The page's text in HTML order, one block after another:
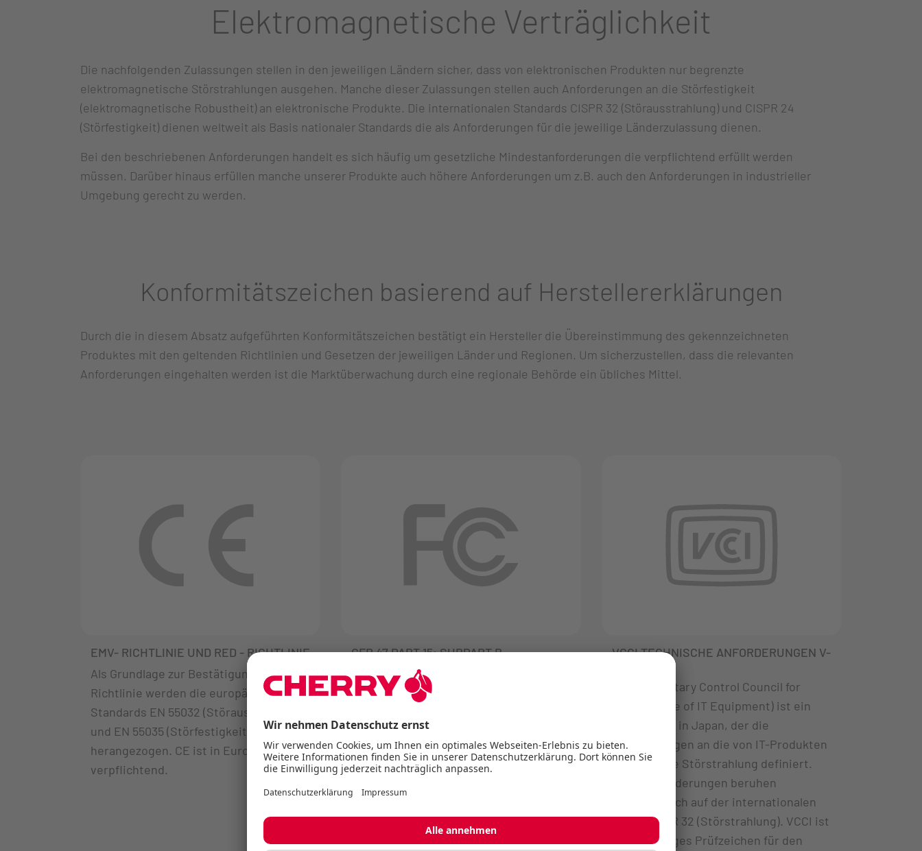
Elektromagnetische Verträglichkeit
Die nachfolgenden Zulassungen stellen in den jeweiligen Ländern sicher, dass von elektronischen Produkten nur begrenzte
elektromagnetische Störstrahlungen ausgehen. Manche dieser Zulassungen stellen auch Anforderungen an die Störfestigkeit
(elektromagnetische Robustheit) an elektronische Produkte. Die internationalen Standards CISPR 32 (Störausstrahlung) und CISPR 24
(Störfestigkeit) dienen weltweit als Basis nationaler Standards die als Anforderungen für die jeweilige Länderzulassung dienen.
Bei den beschriebenen Anforderungen handelt es sich häufig um gesetzliche Mindestanforderungen die verpflichtend erfüllt werden
müssen. Darüber hinaus erfüllen manche unserer Produkte auch höhere Anforderungen um z.B. auch den Anforderungen in industrieller
Umgebung gerecht zu werden.
Konformitätszeichen basierend auf Herstellererklärungen
Durch die in diesem Absatz aufgeführten Konformitätszeichen bestätigt ein Hersteller die Übereinstimmung des gekennzeichneten
Produktes mit den geltenden Richtlinien und Gesetzen der jeweiligen Länder und Regionen. Um sicherzustellen, dass die relevanten
Anforderungen eingehalten werden ist die Marktüberwachung durch eine regionale Behörde ein übliches Mittel.
EMV- RICHTLINIE UND RED - RICHTLINIE
Als Grundlage zur Bestätigung der EMV-
Richtlinie werden die europäischen
Standards EN 55032 (Störausstrahlung)
und EN 55035 (Störfestigkeit)
herangezogen. CE ist in Europa
verpflichtend.
CFR 47 PART 15; SUBPART B
FCC (Federal Communication
Commission) ist eine unabhängige
Behörde in den USA die u. a. die
Anforderungen in der FCC Richtlinie
CFR 47 FCC Part 15 definiert. Diese
und Grenzwert für die Störausstrahlung
elektronischer Produkte. FCC ist in den
VCCI TECHNISCHE ANFORDERUNGEN V-
VCCI (Voluntary Control Council for
Interference of IT Equipment) ist ein
Rat mit Sitz in Japan, der die
Anforderungen an die von IT-Produkten
ausgehende Störstrahlung definiert.
Diese Anforderungen beruhen
hauptsächlich auf der internationalen
Norm CISPR 32 (Störstrahlung). VCCI ist
ein freiwilliges Prüfzeichen für den